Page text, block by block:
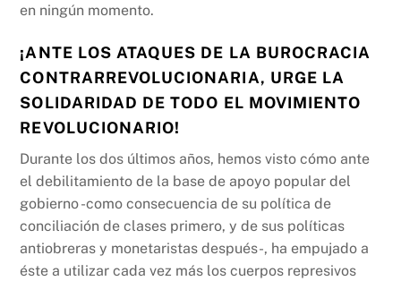
en ningún momento.
¡ANTE LOS ATAQUES DE LA BUROCRACIA
CONTRARREVOLUCIONARIA, URGE LA
SOLIDARIDAD DE TODO EL MOVIMIENTO
REVOLUCIONARIO!
Durante los dos últimos años, hemos visto cómo ante
el debilitamiento de la base de apoyo popular del
gobierno -como consecuencia de su política de
conciliación de clases primero, y de sus políticas
antiobreras y monetaristas después-, ha empujado a
éste a utilizar cada vez más los cuerpos represivos